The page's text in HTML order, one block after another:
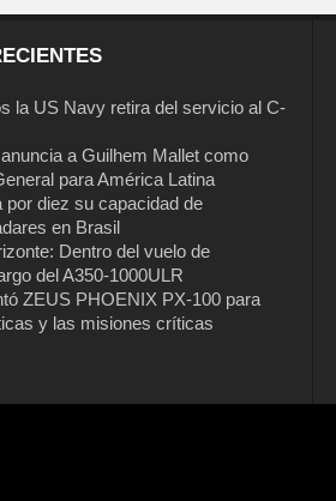
la US Navy retira del servicio al C-
a Guilhem Mallet como
para América Latina
por diez su capacidad de
en Brasil
Dentro del vuelo de
del A350-1000ULR
ZEUS PHOENIX PX-100 para
y las misiones críticas